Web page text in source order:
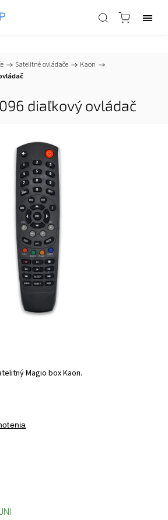
805 info@tesa-systems.sk
/ Satelitné ovládače / Kaon /
diaľkový ovládač
Magio box Kaon.